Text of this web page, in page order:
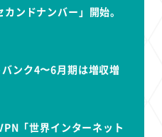
ンドナンバー」開始。
バンク4〜6月期は増収増
「世界インターネット